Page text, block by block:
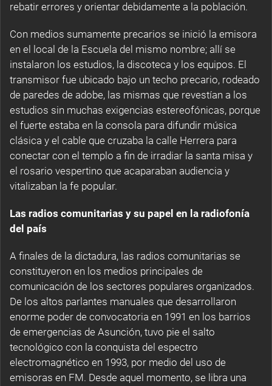
rebatir errores y orientar debidamente a la población.
Con medios sumamente precarios se inició la emisora
en el local de la Escuela del mismo nombre; allí se
instalaron los estudios, la discoteca y los equipos. El
transmisor fue ubicado bajo un techo precario, rodeado
de paredes de adobe, las mismas que revestían a los
estudios sin muchas exigencias estereofónicas, porque
el fuerte estaba en la consola para difundir música
clásica y el cable que cruzaba la calle Herrera para
conectar con el templo a fin de irradiar la santa misa y
el rosario vespertino que acaparaban audiencia y
vitalizaban la fe popular.
Las radios comunitarias y su papel en la radiofonía
del país
A finales de la dictadura, las radios comunitarias se
constituyeron en los medios principales de
comunicación de los sectores populares organizados.
De los altos parlantes manuales que desarrollaron
enorme poder de convocatoria en 1991 en los barrios
de emergencias de Asunción, tuvo pie el salto
tecnológico con la conquista del espectro
electromagnético en 1993, por medio del uso de
emisoras en FM. Desde aquel momento, se libra una